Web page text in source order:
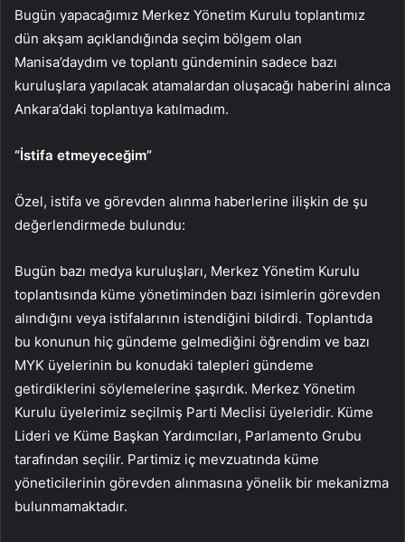
Bugün yapacağımız Merkez Yönetim Kurulu toplantımız
dün akşam açıklandığında seçim bölgem olan
Manisa’daydım ve toplantı gündeminin sadece bazı
kuruluşlara yapılacak atamalardan oluşacağı haberini alınca
Ankara’daki toplantıya katılmadım.
“İstifa etmeyeceğim”
Özel, istifa ve görevden alınma haberlerine ilişkin de şu
değerlendirmede bulundu:
Bugün bazı medya kuruluşları, Merkez Yönetim Kurulu
toplantısında küme yönetiminden bazı isimlerin görevden
alındığını veya istifalarının istendiğini bildirdi. Toplantıda
bu konunun hiç gündeme gelmediğini öğrendim ve bazı
MYK üyelerinin bu konudaki talepleri gündeme
getirdiklerini söylemelerine şaşırdık. Merkez Yönetim
Kurulu üyelerimiz seçilmiş Parti Meclisi üyeleridir. Küme
Lideri ve Küme Başkan Yardımcıları, Parlamento Grubu
tarafından seçilir. Partimiz iç mevzuatında küme
yöneticilerinin görevden alınmasına yönelik bir mekanizma
bulunmamaktadır.